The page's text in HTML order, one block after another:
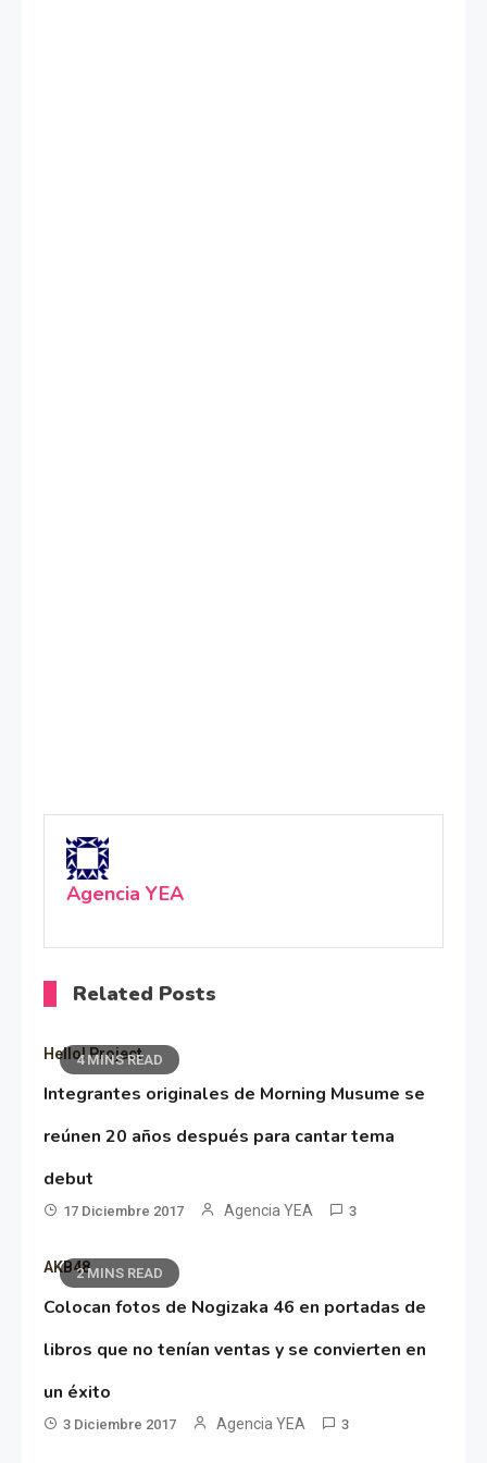
Agencia YEA
Related Posts
4 MINS READ
Hello! Project
Integrantes originales de Morning Musume se
reúnen 20 años después para cantar tema
debut
17 Diciembre 2017 Agencia YEA 3
2 MINS READ
AKB48
Colocan fotos de Nogizaka 46 en portadas de
libros que no tenían ventas y se convierten en
un éxito
3 Diciembre 2017 Agencia YEA 3